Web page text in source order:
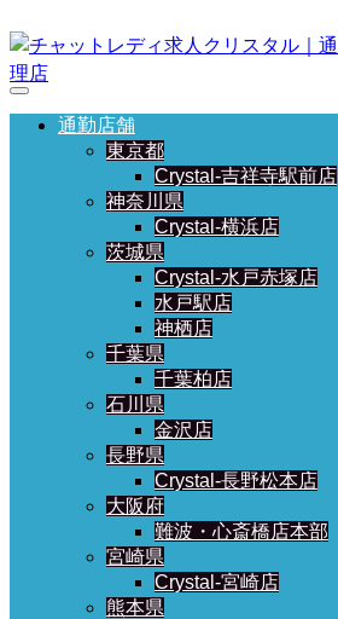
通勤店舗
東京都
Crystal-吉祥寺駅前店
神奈川県
Crystal-横浜店
茨城県
Crystal-水戸赤塚店
水戸駅店
神栖店
千葉県
千葉柏店
石川県
金沢店
長野県
Crystal-長野松本店
大阪府
難波・心斎橋店本部
宮崎県
Crystal-宮崎店
熊本県